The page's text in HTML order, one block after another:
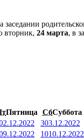
вторник, 24 марта, в
Пятница СбСуббота
303.12.2022
1010.12.2022